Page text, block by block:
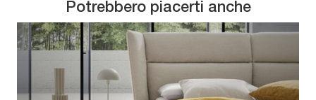
Potrebbero piacerti anche